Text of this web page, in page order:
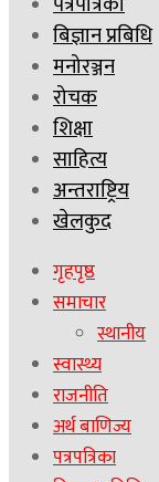
बिज्ञान प्रबिधि
मनोरञ्जन
रोचक
शिक्षा
साहित्य
अन्तराष्ट्रिय
खेलकुद
गृहपृष्ठ
समाचार
स्थानीय
स्वास्थ्य
राजनीति
अर्थ बाणिज्य
पत्रपत्रिका